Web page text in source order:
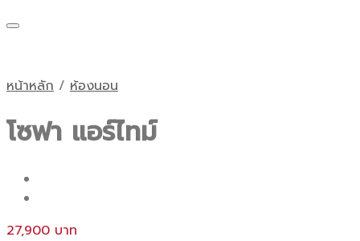
หน้าหลัก / ห้องนอน
โซฟา แอร์ไทม์
27,900